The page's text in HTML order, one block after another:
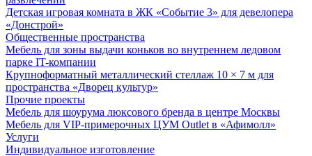
Детская игровая комната в ЖК «Событие 3» для девелопера
«Донстрой»
Общественные пространства
Мебель для зоны выдачи коньков во внутреннем ледовом
парке IT-компании
Крупноформатный металлический стеллаж 10 × 7 м для
пространства «Дворец культур»
Прочие проекты
Мебель для шоурума люксового бренда в центре Москвы
Мебель для VIP-примерочных ЦУМ Outlet в «Афимолл»
Услуги
Индивидуальное изготовление